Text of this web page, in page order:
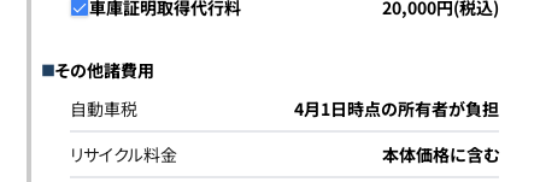
車庫証明取得代行料 20,000円(税込)
その他諸費用
自動車税
4月1日時点の所有者が負担
リサイクル料金
本体価格に含む